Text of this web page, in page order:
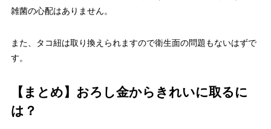
雑菌の心配はありません。
また、タコ紐は取り換えられますので衛生面の問題もないはずで
す。
【まとめ】おろし金からきれいに取るに
は？